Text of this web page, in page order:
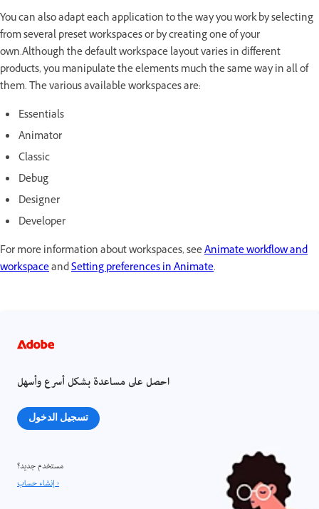
You can also adapt each application to the way you work by selecting
from several preset workspaces or by creating one of your
own.Although the default workspace layout varies in different
products, you manipulate the elements much the same way in all of
them. The various available workspaces are:
Essentials
Animator
Classic
Debug
Designer
Developer
For more information about workspaces, seeAnimate workflow and
workspaceandSetting preferences in Animate.
احصل على مساعدة بشكل أسرع وأسهل
تسجيل الدخول
مستخدم جديد؟
إنشاء حساب ›